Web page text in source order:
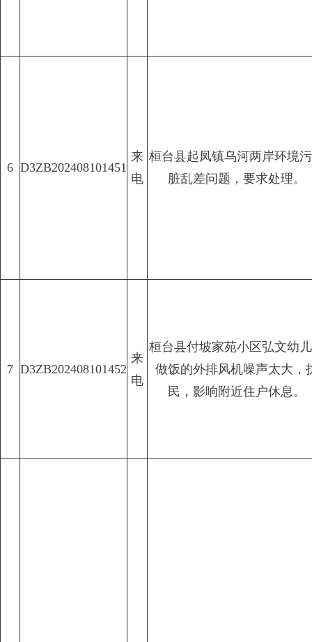
6 D3ZB202408101451
来
电
桓台县起凤镇乌河两岸环境
脏乱差问题，要求处理。
7 D3ZB202408101452
来
电
桓台县付坡家苑小区弘文幼
做饭的外排风机噪声太大，
民，影响附近住户休息。